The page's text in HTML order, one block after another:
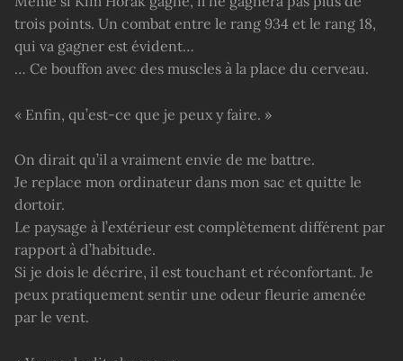
trois points. Un combat entre le rang 934 et le rang 18,
qui va gagner est évident…
… Ce bouffon avec des muscles à la place du cerveau.
« Enfin, qu’est-ce que je peux y faire. »
On dirait qu’il a vraiment envie de me battre.
Je replace mon ordinateur dans mon sac et quitte le
dortoir.
Le paysage à l’extérieur est complètement différent par
rapport à d’habitude.
Si je dois le décrire, il est touchant et réconfortant. Je
peux pratiquement sentir une odeur fleurie amenée
par le vent.